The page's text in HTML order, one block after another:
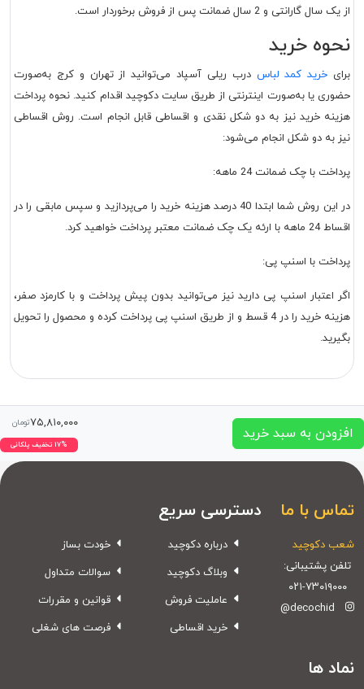
از یک سال گارانتی و 2 سال ضمانت پس از فروش برخوردار است.
نحوه خرید
برای خرید کمد لباس درب ریلی آسپاد می‌توانید از تهران و کرج به‌صورت
حضوری یا به‌صورت اینترنتی از طریق سایت دکوچید اقدام کنید. نحوه پرداخت
هزینه خرید نیز به دو شکل نقدی و اقساطی قابل انجام است. روش اقساطی
نیز به دو شکل انجام می‌شود:
پرداخت با چک ضمانت 24 ماهه:
در این روش شما ابتدا 40 درصد هزینه خرید را می‌پردازید و سپس مابقی را در
اقساط 24 ماهه با ارئه یک چک ضمانت معتبر پرداخت خواهید کرد.
پرداخت با اسنپ پی:
اگر اعتبار اسنپ پی دارید نیز می‌توانید بدون پیش پرداخت و با کارمزد صفر،
هزینه خرید را در 4 قسط و از طریق اسنپ پی پرداخت کرده و محصول را تحویل
بگیرید.
افزودن به سبد خرید
۷۵,۸۱۰,۰۰۰تومان
۱۷% تخفیف پلکانی
تماس با ما
شعب دکوچید
تلفن پشتیبانی:
۰۲۱-۷۳۰۱۹۰۰۰
@decochid
دسترسی سریع
درباره دکوچید
وبلاگ دکوچید
عاملیت فروش
خرید اقساطی
خودت بساز
سوالات متداول
قوانین و مقررات
فرصت های شغلی
نماد ها